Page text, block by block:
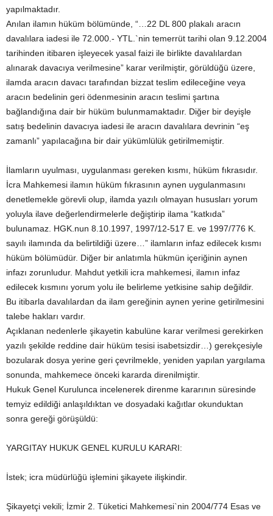
yapılmaktadır.
Anılan ilamın hüküm bölümünde, “…22 DL 800 plakalı aracın
davalılara iadesi ile 72.000.- YTL.`nin temerrüt tarihi olan 9.12.2004
tarihinden itibaren işleyecek yasal faizi ile birlikte davalılardan
alınarak davacıya verilmesine” karar verilmiştir, görüldüğü üzere,
ilamda aracın davacı tarafından bizzat teslim edileceğine veya
aracın bedelinin geri ödenmesinin aracın teslimi şartına
bağlandığına dair bir hüküm bulunmamaktadır. Diğer bir deyişle
satış bedelinin davacıya iadesi ile aracın davalılara devrinin “eş
zamanlı” yapılacağına bir dair yükümlülük getirilmemiştir.
İlamların uyulması, uygulanması gereken kısmı, hüküm fıkrasıdır.
İcra Mahkemesi ilamın hüküm fıkrasının aynen uygulanmasını
denetlemekle görevli olup, ilamda yazılı olmayan hususları yorum
yoluyla ilave değerlendirmelerle değiştirip ilama “katkıda”
bulunamaz. HGK.nun 8.10.1997, 1997/12-517 E. ve 1997/776 K.
sayılı ilamında da belirtildiği üzere…” ilamların infaz edilecek kısmı
hüküm bölümüdür. Diğer bir anlatımla hükmün içeriğinin aynen
infazı zorunludur. Mahdut yetkili icra mahkemesi, ilamın infaz
edilecek kısmını yorum yolu ile belirleme yetkisine sahip değildir.
Bu itibarla davalılardan da ilam gereğinin aynen yerine getirilmesini
talebe hakları vardır.
Açıklanan nedenlerle şikayetin kabulüne karar verilmesi gerekirken
yazılı şekilde reddine dair hüküm tesisi isabetsizdir…) gerekçesiyle
bozularak dosya yerine geri çevrilmekle, yeniden yapılan yargılama
sonunda, mahkemece önceki kararda direnilmiştir.
Hukuk Genel Kurulunca incelenerek direnme kararının süresinde
temyiz edildiği anlaşıldıktan ve dosyadaki kağıtlar okunduktan
sonra gereği görüşüldü:
YARGITAY HUKUK GENEL KURULU KARARI:
İstek; icra müdürlüğü işlemini şikayete ilişkindir.
Şikayetçi vekili; İzmir 2. Tüketici Mahkemesi`nin 2004/774 Esas ve